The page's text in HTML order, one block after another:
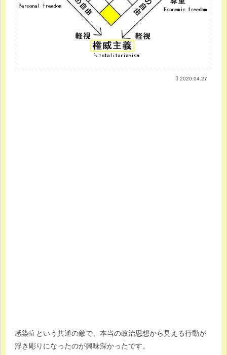
2020.04.27
感染症という共通の敵で、本当の政治思想から見える行動が
浮き彫りになったのが興味深かったです。